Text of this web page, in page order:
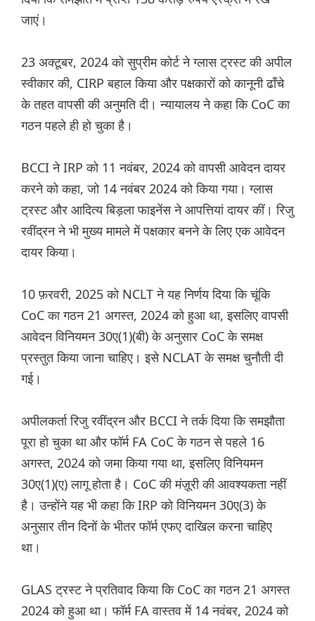
जाएं।
23 अक्टूबर, 2024 को सुप्रीम कोर्ट ने ग्लास ट्रस्ट की अपील
स्वीकार की, CIRP बहाल किया और पक्षकारों को कानूनी ढाँचे
के तहत वापसी की अनुमति दी। न्यायालय ने कहा कि CoC का
गठन पहले ही हो चुका है।
BCCI ने IRP को 11 नवंबर, 2024 को वापसी आवेदन दायर
करने को कहा, जो 14 नवंबर 2024 को किया गया। ग्लास
ट्रस्ट और आदित्य बिड़ला फाइनेंस ने आपत्तियां दायर कीं। रिजु
रवींद्रन ने भी मुख्य मामले में पक्षकार बनने के लिए एक आवेदन
दायर किया।
10 फ़रवरी, 2025 को NCLT ने यह निर्णय दिया कि चूंकि
CoC का गठन 21 अगस्त, 2024 को हुआ था, इसलिए वापसी
आवेदन विनियमन 30ए(1)(बी) के अनुसार CoC के समक्ष
प्रस्तुत किया जाना चाहिए। इसे NCLAT के समक्ष चुनौती दी
गई।
अपीलकर्ता रिजु रवींद्रन और BCCI ने तर्क दिया कि समझौता
पूरा हो चुका था और फॉर्म FA CoC के गठन से पहले 16
अगस्त, 2024 को जमा किया गया था, इसलिए विनियमन
30ए(1)(ए) लागू होता है। CoC की मंज़ूरी की आवश्यकता नहीं
है। उन्होंने यह भी कहा कि IRP को विनियमन 30ए(3) के
अनुसार तीन दिनों के भीतर फॉर्म एफए दाखिल करना चाहिए
था।
GLAS ट्रस्ट ने प्रतिवाद किया कि CoC का गठन 21 अगस्त
2024 को हुआ था। फॉर्म FA वास्तव में 14 नवंबर, 2024 को